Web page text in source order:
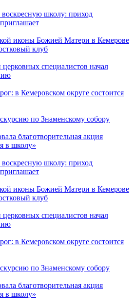
школу: приход
иконы Божией Матери в Кемерове
клуб
специалистов начал
в Кемеровском округе состоится
по Знаменскому собору
благотворительная акция
в школу»
школу: приход
иконы Божией Матери в Кемерове
клуб
специалистов начал
в Кемеровском округе состоится
по Знаменскому собору
благотворительная акция
в школу»